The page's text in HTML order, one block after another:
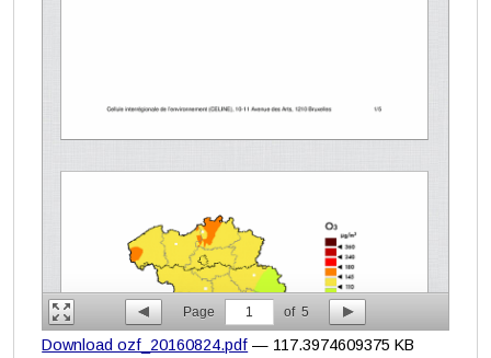
Page 1 of 5
Download ozf_20160824.pdf — 117.3974609375 KB